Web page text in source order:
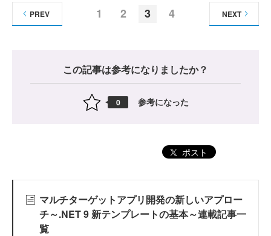
1 2 3 4
PREV NEXT
この記事は参考になりましたか？
0 参考になった
ポスト
マルチターゲットアプリ開発の新しいアプロー
チ～.NET 9 新テンプレートの基本～連載記事一
覧